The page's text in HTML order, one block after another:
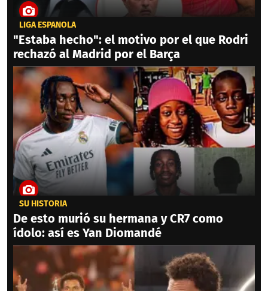
LIGA ESPAÑOLA
"Estaba hecho": el motivo por el que Rodri
rechazó al Madrid por el Barça
SU HISTORIA
De esto murió su hermana y CR7 como
ídolo: así es Yan Diomandé